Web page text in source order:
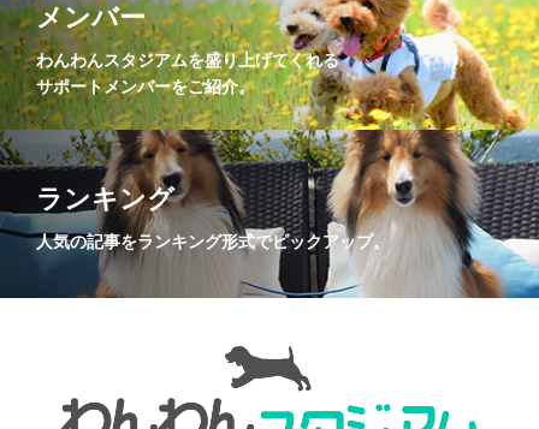
メンバー
わんわんスタジアムを盛り上げてくれる
サポートメンバーをご紹介。
ランキング
人気の記事をランキング形式でピックアップ。